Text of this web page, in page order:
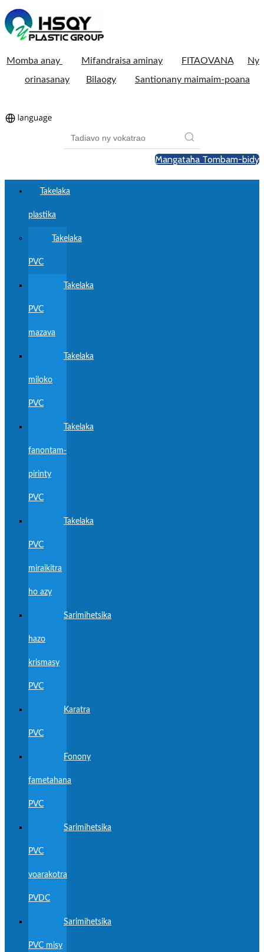
Momba anay Mifandraisa aminay FITAOVANA
Ny
orinasanay
Bilaogy Santionany maimaim-poana
Mangataha Tombam-bidy
Takelaka
plastika
Takelaka
PVC
Takelaka
PVC
mazava
Takelaka
miloko
PVC
Takelaka
fanontam-
pirinty
PVC
Takelaka
PVC
miraikitra
ho azy
Sarimihetsika
hazo
krismasy
PVC
Karatra
PVC
Fonony
fametahana
PVC
Sarimihetsika
PVC
voarakotra
PVDC
Sarimihetsika
PVC misy